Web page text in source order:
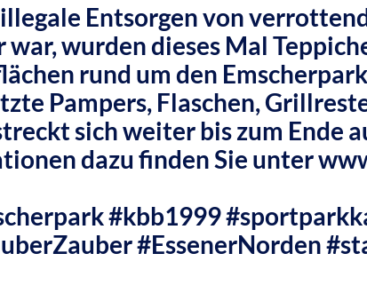
Entsorgen von
war, wurden dieses Mal
rund um den
Pampers, Flaschen,
sich weiter bis zum Ende
dazu finden Sie unter
#kbb1999
#EssenerNorden